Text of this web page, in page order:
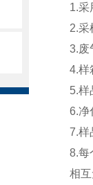
1.采
2.采
3.废
4.样
5.样
6.净
7.样
8.每
相